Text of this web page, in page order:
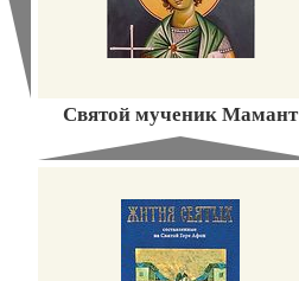
Святой мученик Мамант